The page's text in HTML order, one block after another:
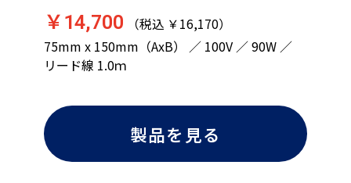
￥14,700 （税込 ￥16,170）
75mm x 150mm（AxB） ／ 100V ／ 90W ／
リード線 1.0ｍ
製品を見る